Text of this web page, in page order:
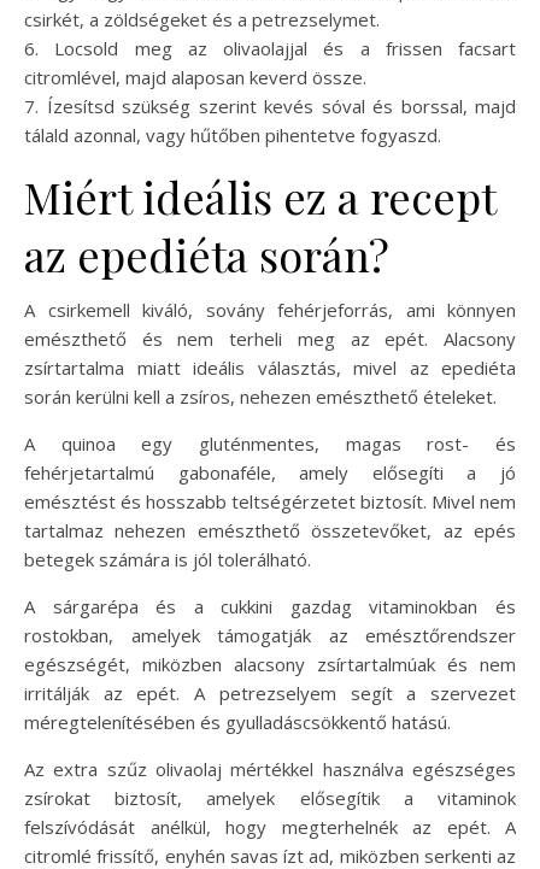
csirkét, a zöldségeket és a petrezselymet.
6. Locsold meg az olivaolajjal és a frissen facsart
citromlével, majd alaposan keverd össze.
7. Ízesítsd szükség szerint kevés sóval és borssal, majd
tálald azonnal, vagy hűtőben pihentetve fogyaszd.
Miért ideális ez a recept
az epediéta során?
A csirkemell kiváló, sovány fehérjeforrás, ami könnyen
emészthető és nem terheli meg az epét. Alacsony
zsírtartalma miatt ideális választás, mivel az epediéta
során kerülni kell a zsíros, nehezen emészthető ételeket.
A quinoa egy gluténmentes, magas rost- és
fehérjetartalmú gabonaféle, amely elősegíti a jó
emésztést és hosszabb teltségérzetet biztosít. Mivel nem
tartalmaz nehezen emészthető összetevőket, az epés
betegek számára is jól tolerálható.
A sárgarépa és a cukkini gazdag vitaminokban és
rostokban, amelyek támogatják az emésztőrendszer
egészségét, miközben alacsony zsírtartalmúak és nem
irritálják az epét. A petrezselyem segít a szervezet
méregtelenítésében és gyulladáscsökkentő hatású.
Az extra szűz olivaolaj mértékkel használva egészséges
zsírokat biztosít, amelyek elősegítik a vitaminok
felszívódását anélkül, hogy megterhelnék az epét. A
citromlé frissítő, enyhén savas ízt ad, miközben serkenti az